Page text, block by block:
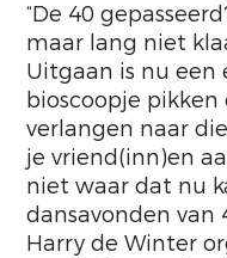
“De 40
maar lang niet
Uitgaan is nu
bioscoopje pikken
verlangen naar
je vriend(inn)en
niet waar dat nu
dansavonden van
Harry de Winter